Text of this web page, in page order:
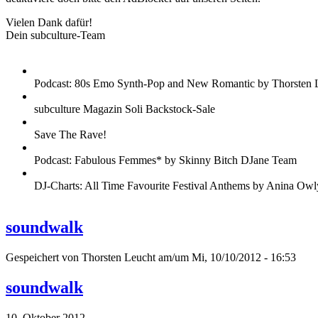
Vielen Dank dafür!
Dein subculture-Team
Podcast: 80s Emo Synth-Pop and New Romantic by Thorsten
subculture Magazin Soli Backstock-Sale
Save The Rave!
Podcast: Fabulous Femmes* by Skinny Bitch DJane Team
DJ-Charts: All Time Favourite Festival Anthems by Anina
soundwalk
Gespeichert von Thorsten Leucht am/um Mi, 10/10/2012 - 16:53
soundwalk